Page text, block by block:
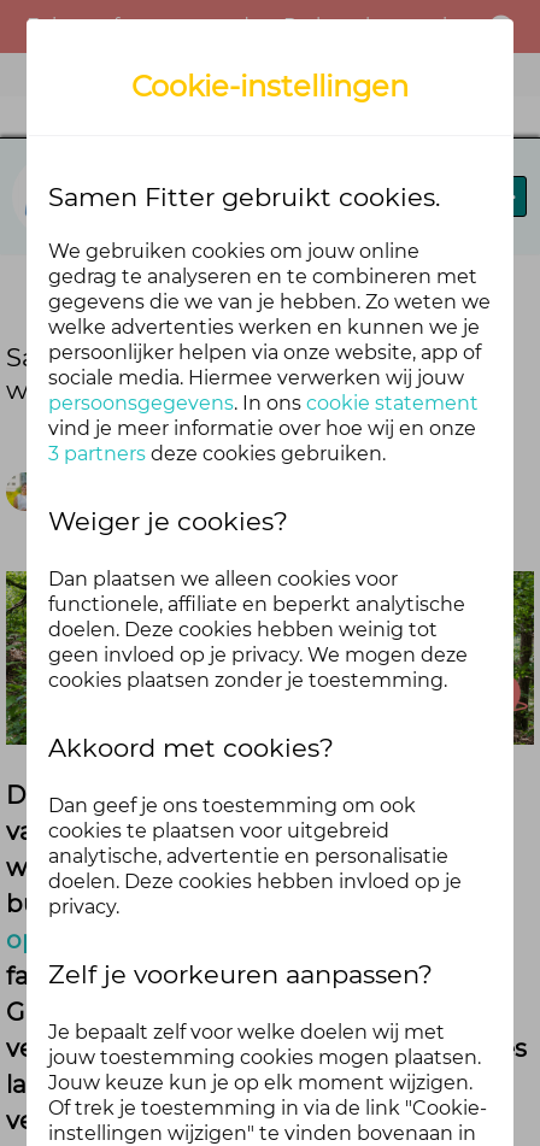
Fit in je vel
Deel deze blog
Samen op pad: jullie favoriete
wandelroutes in Noord-Nederland
De lente is begonnen! De zon laat zich
vaker zien, vogels fluiten en de natuur
wordt weer groen. Tijd om lekker naar
buiten te gaan. Wij vroegen jullie via
opdracht van de maand
favoriete wandelroute in Friesland,
Groningen of Drenthe? En daar kwamen
veel mooie reacties op! Van rustige paadjes
langs het water tot fijne bosroutes en
verborgen plekjes dichtbij huis.
Cookie-instellingen
Samen Fitter gebruikt cookies.
We gebruiken cookies om jouw online
gedrag te analyseren en te combineren met
gegevens die we van je hebben. Zo weten we
welke advertenties werken en kunnen we je
persoonlijker helpen via onze website, app of
sociale media. Hiermee verwerken wij jouw
persoonsgegevens. In onscookie statement
vind je meer informatie over hoe wij en onze
3 partners deze cookies gebruiken.
Weiger je cookies?
Dan plaatsen we alleen cookies voor
functionele, affiliate en beperkt analytische
doelen. Deze cookies hebben weinig tot
geen invloed op je privacy. We mogen deze
cookies plaatsen zonder je toestemming.
Akkoord met cookies?
Dan geef je ons toestemming om ook
cookies te plaatsen voor uitgebreid
analytische, advertentie en personalisatie
doelen. Deze cookies hebben invloed op je
privacy.
Zelf je voorkeuren aanpassen?
Je bepaalt zelf voor welke doelen wij met
jouw toestemming cookies mogen plaatsen.
Jouw keuze kun je op elk moment wijzigen.
Of trek je toestemming in via de link "Cookie-
instellingen wijzigen" te vinden bovenaan in
Er is een fout opgetreden. Probeer het opnieuw of neem contact op met de beheerder.